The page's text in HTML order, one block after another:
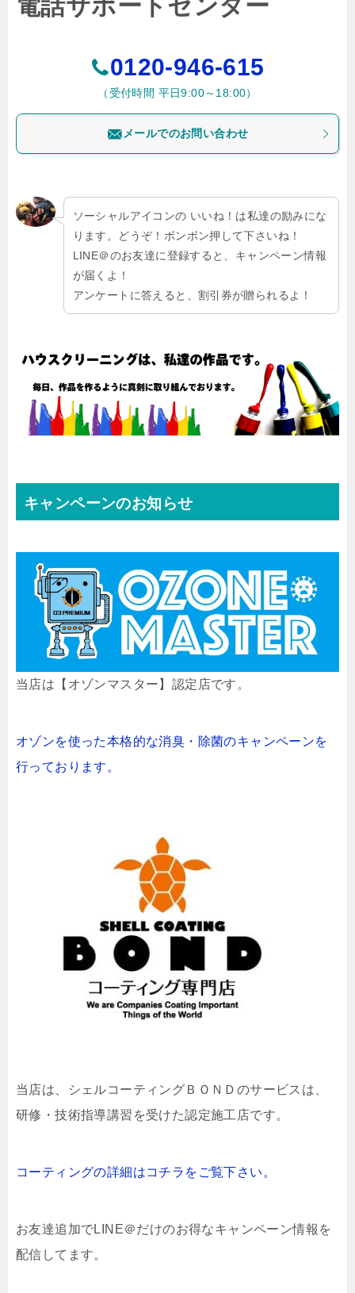
電話サポートセンター
0120-946-615
（受付時間 平日9:00～18:00）
メールでのお問い合わせ
ソーシャルアイコンの いいね！は私達の励みにな
ります。どうぞ！ボンボン押して下さいね！
LINE＠のお友達に登録すると、キャンペーン情報
が届くよ！
アンケートに答えると、割引券が贈られるよ！
キャンペーンのお知らせ
当店は【オゾンマスター】認定店です。
オゾンを使った本格的な消臭・除菌のキャンペーンを
行っております。
当店は、
シェルコーティングＢＯＮＤのサービスは、
研修・技術指導講習を受けた認定施工店です。
コーティングの詳細はコチラをご覧下さい。
お友達追加でLINE＠だけのお得なキャンペーン情報を
配信してます。